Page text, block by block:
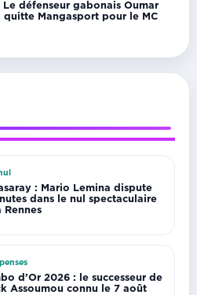
Le défenseur gabonais Oumar
quitte Mangasport pour le MC
: Mario Lemina dispute
dans le nul spectaculaire
Rennes
d’Or 2026 : le successeur de
Assoumou connu le 7 août